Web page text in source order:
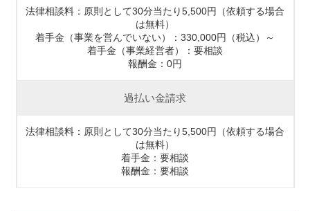
法律相談料：原則として30分当たり5,500円（依頼する場合
は無料）
着手金（事業を営んでいない）：330,000円（税込）～
着手金（事業経営者）：要相談
報酬金：0円
過払い金請求
法律相談料：原則として30分当たり5,500円（依頼する場合
は無料）
着手金：要相談
報酬金：要相談